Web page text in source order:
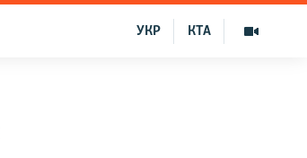
КТА
УКР